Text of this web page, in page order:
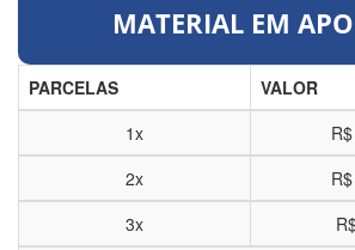
MATERIAL EM
PARCELAS
VALOR
1x
R$
2x
R$
3x